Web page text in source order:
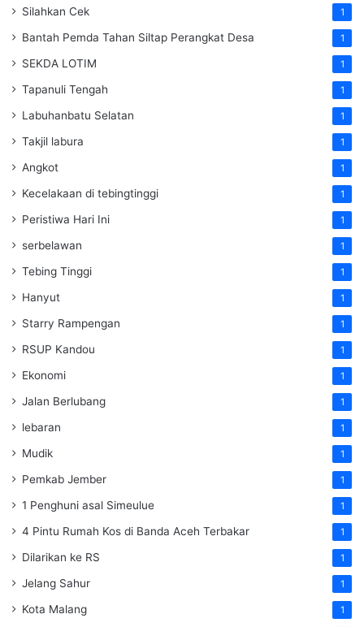
Silahkan Cek 1
Bantah Pemda Tahan Siltap Perangkat Desa 1
SEKDA LOTIM 1
Tapanuli Tengah 1
Labuhanbatu Selatan 1
Takjil labura 1
Angkot 1
Kecelakaan di tebingtinggi 1
Peristiwa Hari Ini 1
serbelawan 1
Tebing Tinggi 1
Hanyut 1
Starry Rampengan 1
RSUP Kandou 1
Ekonomi 1
Jalan Berlubang 1
lebaran 1
Mudik 1
Pemkab Jember 1
1 Penghuni asal Simeulue 1
4 Pintu Rumah Kos di Banda Aceh Terbakar 1
Dilarikan ke RS 1
Jelang Sahur 1
Kota Malang 1